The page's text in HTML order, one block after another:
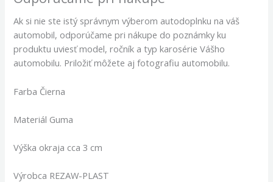
Ak si nie ste istý správnym výberom autodoplnku na váš
automobil, odporúčame pri nákupe do poznámky ku
produktu uviesť model, ročník a typ karosérie Vášho
automobilu. Priložiť môžete aj fotografiu automobilu.
Farba Čierna
Materiál Guma
Výška okraja cca 3 cm
Výrobca REZAW-PLAST